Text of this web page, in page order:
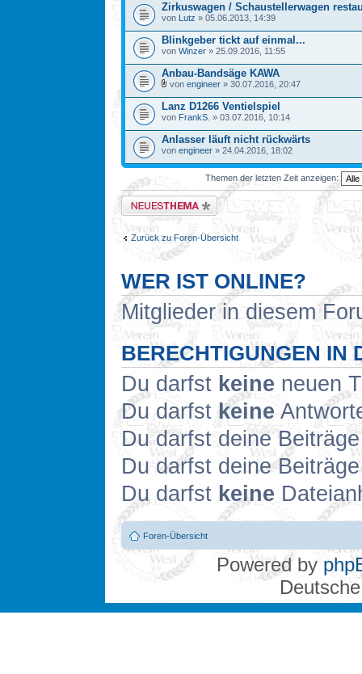
Zirkuswagen / Schaustellerwagen
von Lutz » 05.06.2013, 14:39
Blinkgeber tickt auf einmal...
von Winzer » 25.09.2016, 11:55
Anbau-Bandsäge KAWA
von engineer » 30.07.2016, 20:47
Lanz D1266 Ventielspiel
von FrankS. » 03.07.2016, 10:14
Anlasser läuft nicht rückwärts
von engineer » 24.04.2016, 18:02
Themen der letzten Zeit anzeigen:
Neues Thema erstellen
Zurück zu Foren-Übersicht
WER IST ONLINE?
Mitglieder in diesem
BERECHTIGUNGEN IN
Du darfst keine neuen
Du darfst keine
Du darfst deine
Du darfst deine
Du darfst keine
Foren-Übersicht
Powered by